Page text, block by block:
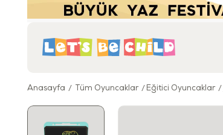
Anasayfa Tüm Oyuncaklar Eğitici Oyuncaklar